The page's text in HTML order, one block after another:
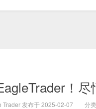
！尽
Trader 发布于 2025-02-07 分